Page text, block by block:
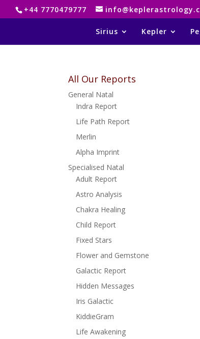
+44 7770479777
Sirius Kepler
All Our Reports
General Natal
Indra Report
Life Path Report
Merlin
Alpha Imprint
Specialised Natal
Adult Report
Astro Analysis
Chakra Healing
Child Report
Fixed Stars
Flower and Gemstone
Galactic Report
Hidden Messages
Iris Galactic
KiddieGram
Life Awakening